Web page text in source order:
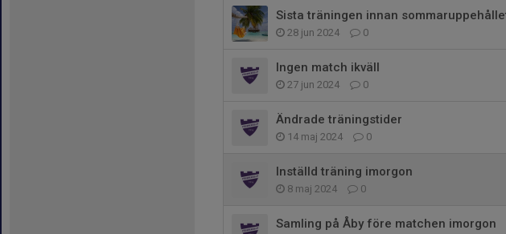
Sista träningen innan
28 jun 2024 0
Ingen match ikväll
27 jun 2024 0
Ändrade träningstider
14 maj 2024 0
Inställd träning imorgon
8 maj 2024 0
Samling på Åby före matchen imorgon